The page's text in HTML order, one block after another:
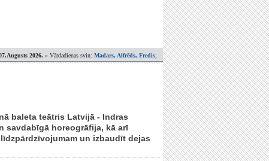
2026. » Vārdadienas svin: Madars, Alfrēds, Fredis;
baleta teātris Latvijā - Indras
savdabīgā horeogrāfija, kā arī
un izbaudīt dejas